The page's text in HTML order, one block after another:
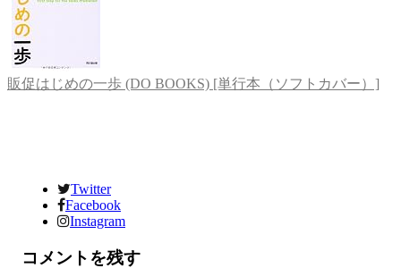
販促はじめの一歩 (DO BOOKS) [単行本（ソフトカバー）]
Twitter
Facebook
Instagram
コメントを残す